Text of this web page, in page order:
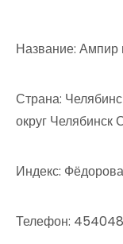
Название: Ампир
Страна:
округ Челябинск
Индекс: Фёдорова,
Телефон: